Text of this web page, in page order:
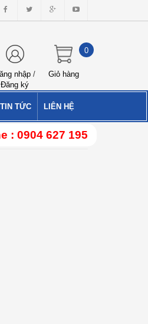
nhập /
Đăng ký
Giỏ hàng
0
TIN TỨC LIÊN HỆ
: 0904 627 195